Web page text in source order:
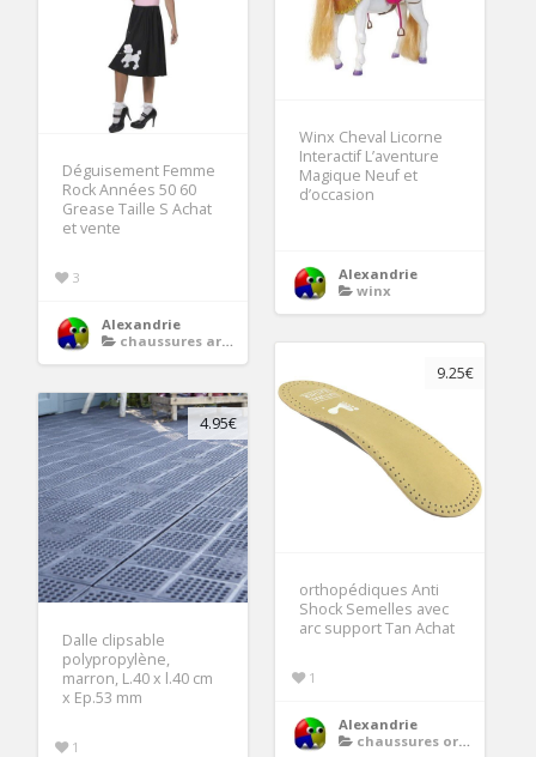
Winx Cheval Licorne
Interactif L’aventure
Magique Neuf et
d’occasion
Alexandrie
winx
Déguisement Femme
Rock Années 50 60
Grease Taille S Achat
et vente
3
Alexandrie
chaussures argent femme soiree
9.25€
orthopédiques Anti
Shock Semelles avec
arc support Tan Achat
1
Alexandrie
chaussures orthopediques
4.95€
Dalle clipsable
polypropylène,
marron, L.40 x l.40 cm
x Ep.53 mm
1